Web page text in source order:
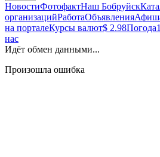
НовостиФотофактНаш Бобруйск
организацийРаботаОбъявления
на порталеКурсы валют$ 2.98Погода
нас
Идёт обмен данными...
Произошла ошибка